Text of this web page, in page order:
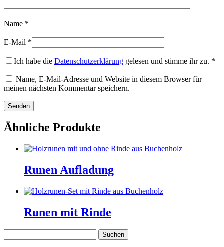
Name *
E-Mail *
Ich habe die Datenschutzerklärung gelesen und stimme ihr zu. *
Name, E-Mail-Adresse und Website in diesem Browser für
meinen nächsten Kommentar speichern.
Ähnliche Produkte
Runen Aufladung
Runen mit Rinde
nach: